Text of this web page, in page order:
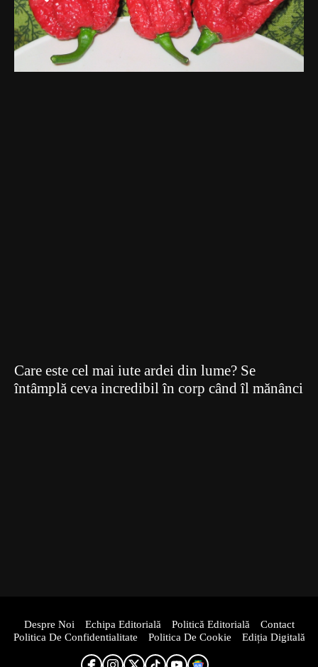
Care este cel mai iute ardei din lume? Se
întâmplă ceva incredibil în corp când îl mănânci
Despre Noi Echipa Editorială Politică Editorială
Contact
Politica De Confidentialitate
Politica De Cookie Ediția Digitală